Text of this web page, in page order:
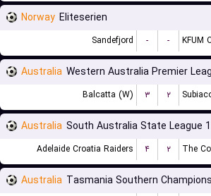
Norway Eliteserien
Sandefjord - - KFUM
Australia Western Australia Premier
Balcatta (W) ۳ ۲
Australia South Australia State League 1
Adelaide Croatia Raiders ۴ ۲ The
Australia Tasmania Southern